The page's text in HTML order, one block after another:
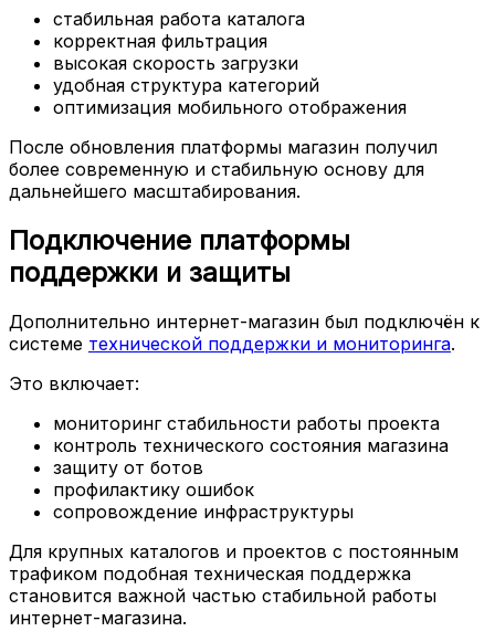
стабильная работа каталога
корректная фильтрация
высокая скорость загрузки
удобная структура категорий
оптимизация мобильного отображения
После обновления платформы магазин получил
более современную и стабильную основу для
дальнейшего масштабирования.
Подключение платформы
поддержки и защиты
Дополнительно интернет-магазин был подключён к
системе технической поддержки и мониторинга.
Это включает:
мониторинг стабильности работы проекта
контроль технического состояния магазина
защиту от ботов
профилактику ошибок
сопровождение инфраструктуры
Для крупных каталогов и проектов с постоянным
трафиком подобная техническая поддержка
становится важной частью стабильной работы
интернет-магазина.